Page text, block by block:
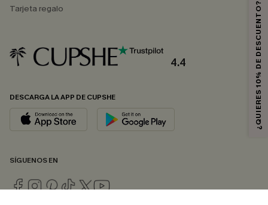
Tarjeta regalo
4.4
DESCARGA LA APP DE CUPSHE
SÍGUENOS EN
¿QUIERES 10% DE DESCUENTO?